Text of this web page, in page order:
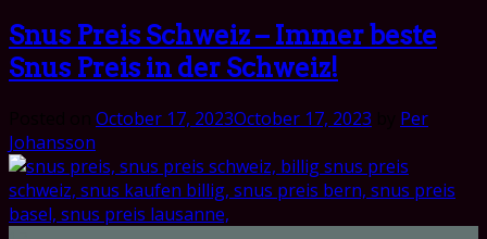
Snus Preis Schweiz – Immer beste
Snus Preis in der Schweiz!
October 17, 2023October 17, 2023
Per
Johansson